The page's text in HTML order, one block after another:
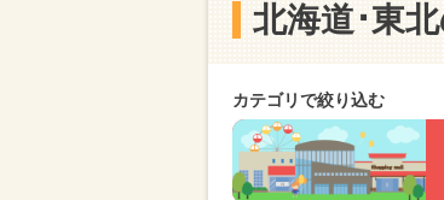
北海道･東
カテゴリで絞り込む